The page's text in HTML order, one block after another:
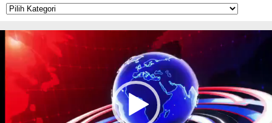
Kategori
Pemutar
Video